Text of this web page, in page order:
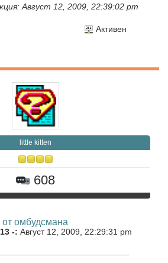
Август 12, 2009, 22:39:02 pm
Активен
little kitten
608
омбудсмана
-: Август 12, 2009, 22:29:31 pm